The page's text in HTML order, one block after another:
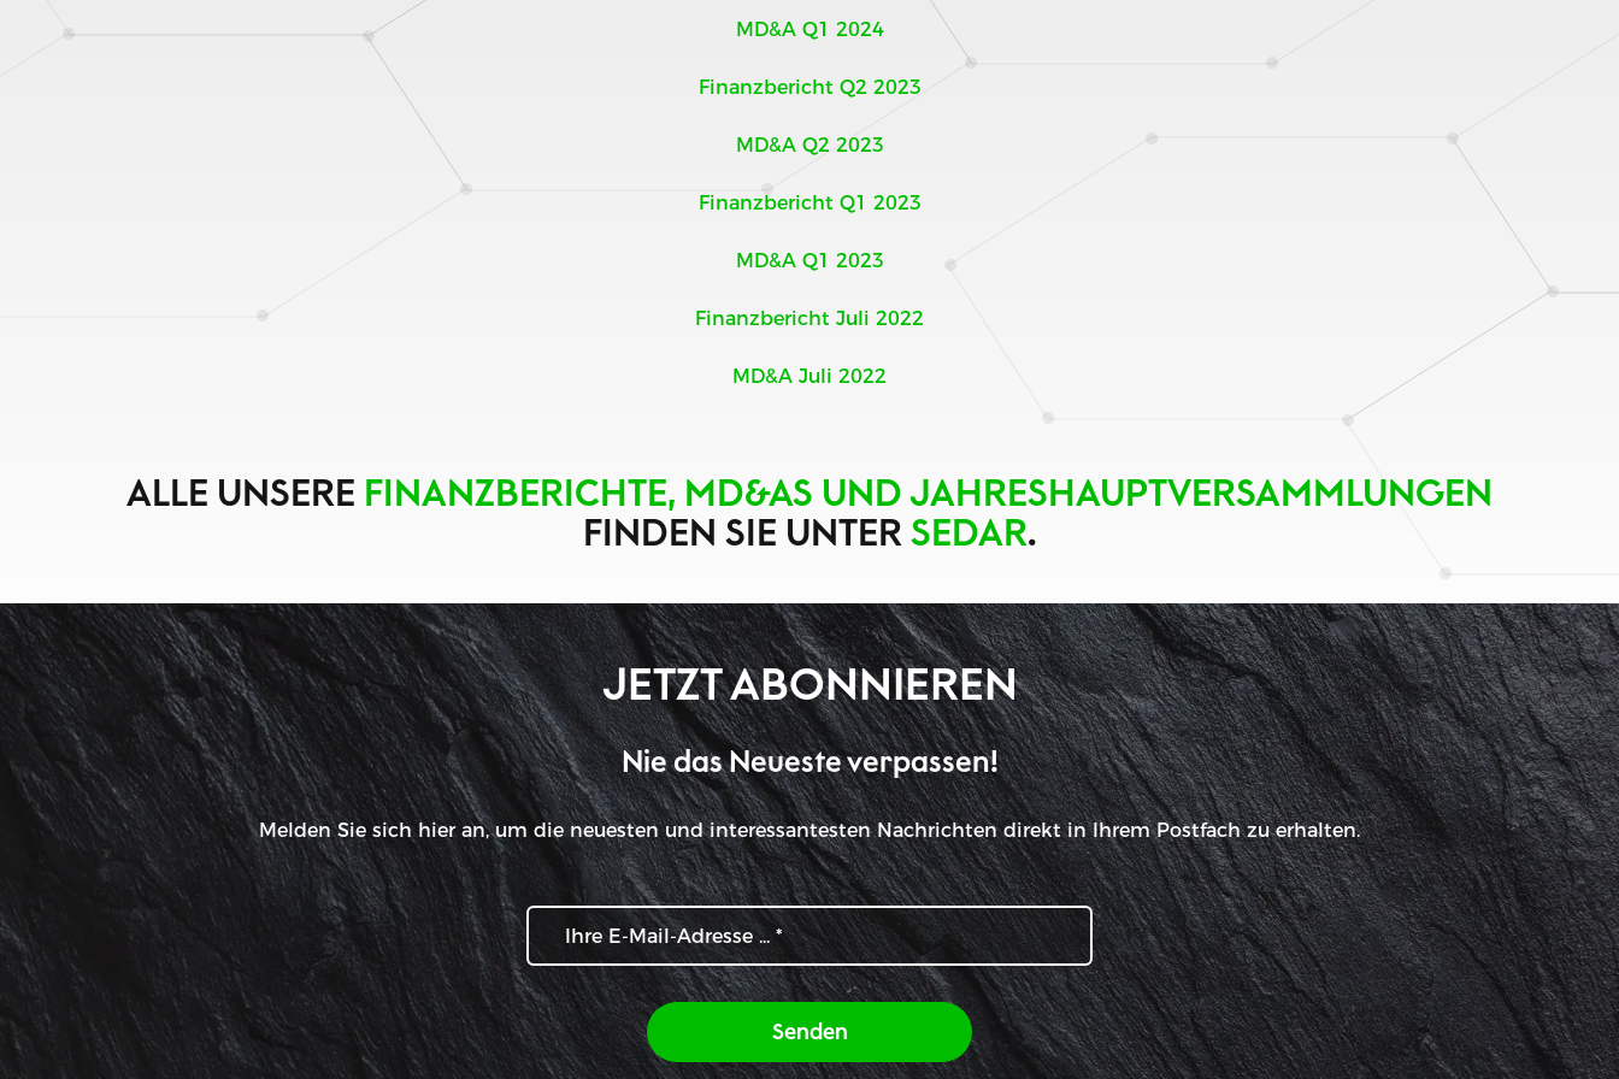
MD&A Q1 2024
Finanzbericht Q2 2023
MD&A Q2 2023
Finanzbericht Q1 2023
MD&A Q1 2023
Finanzbericht Juli 2022
MD&A Juli 2022
ALLE UNSERE FINANZBERICHTE, MD&AS UND JAHRESHAUPTVERSAMMLUNGEN
FINDEN SIE UNTER SEDAR.
JETZT ABONNIEREN
Nie das Neueste verpassen!
Melden Sie sich hier an, um die neuesten und interessantesten Nachrichten direkt in Ihrem Postfach zu erhalten.